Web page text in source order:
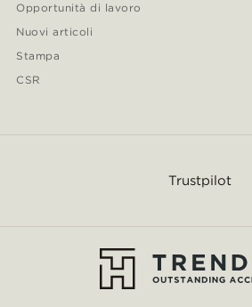
Opportunità di lavoro
Nuovi articoli
Stampa
CSR
Trustpilot